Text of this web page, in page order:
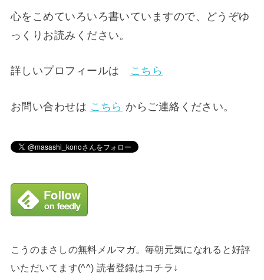
心をこめていろいろ書いていますので、どうぞゆ
っくりお読みください。
詳しいプロフィールは こちら
お問い合わせは こちら からご連絡ください。
こうのまさしの無料メルマガ。毎朝元気になれると好評
いただいてます(^^) 読者登録はコチラ↓